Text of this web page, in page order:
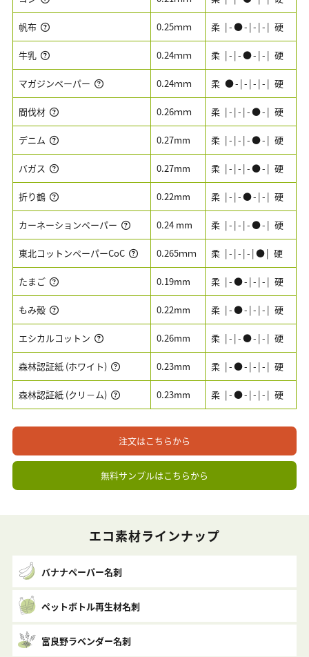
帆布 0.25ｍｍ 柔 |-●-|-|-| 硬
牛乳 0.24ｍｍ 柔 |-|-●-|-| 硬
マガジンペーパー 0.24ｍｍ 柔 ●-|-|-|-| 硬
間伐材 0.26ｍｍ 柔 |-|-|-●-| 硬
デニム 0.27mm 柔 |-|-|-●-| 硬
バガス 0.27mm 柔 |-|-|-●-| 硬
折り鶴 0.22mm 柔 |-|-●-|-| 硬
カーネーションペーパー 0.24 mm 柔 |-|-|-●-| 硬
東北コットンペーパーCoC 0.265ｍｍ 柔 |-|-|-|●| 硬
たまご 0.19mm 柔 |-●-|-|-| 硬
もみ殻 0.22mm 柔 |-●-|-|-| 硬
エシカルコットン 0.26mm 柔 |-|-●-|-| 硬
森林認証紙 (ホワイト) 0.23mm 柔 |-●-|-|-| 硬
森林認証紙 (クリ－ム) 0.23mm 柔 |-●-|-|-| 硬
無料サンプルはこちらから
注文はこちらから
エコ素材ラインナップ
バナナペーパー名刺
ペットボトル再生材名刺
富良野ラベンダー名刺